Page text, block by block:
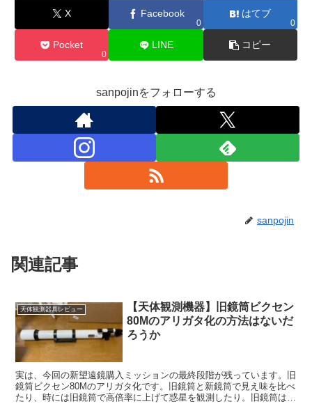
X Facebook
0
はてブ
0
Pocket
0
LINE コピー
sanpojinをフォローする
sanpojin
関連記事
天体観測器具レビュー
【天体観測機器】旧鏡筒ビクセン
80Mのアリガタ化の方法はないだ
ろうか
実は、今回の新望遠鏡購入ミッションの最終段階が残っています。旧
鏡筒ビクセン80Mのアリガタ化です。旧鏡筒と新鏡筒で見え味を比べ
たり、時には旧鏡筒で高倍率に上げて惑星を観測したり。旧鏡筒は焦